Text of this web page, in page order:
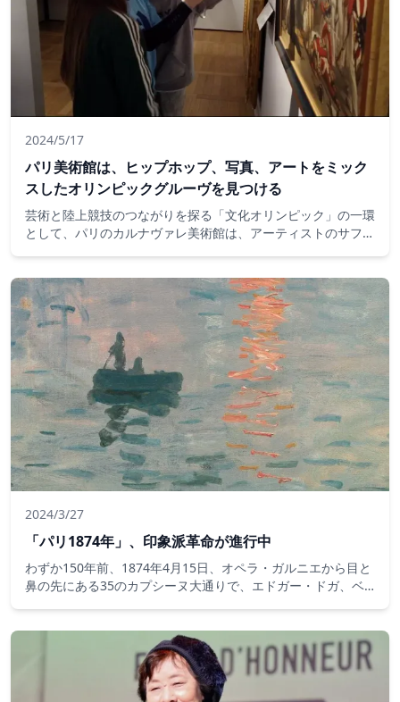
2024/5/17
パリ美術館は、ヒップホップ、写真、アートをミック
スしたオリンピックグルーヴを見つける
芸術と陸上競技のつながりを探る「文化オリンピック」の一環
として、パリのカルナヴァレ美術館は、アーティストのサフア
2024/3/27
「パリ1874年」、印象派革命が進行中
わずか150年前、1874年4月15日、オペラ・ガルニエから目と
鼻の先にある35のカプシーヌ大通りで、エドガー・ドガ、ベ
ーティストを集めた最初の印象派展です。芸術の歴史に革命を
起こすアーティスト。オルセー美術館は彼らに敬意を表しま